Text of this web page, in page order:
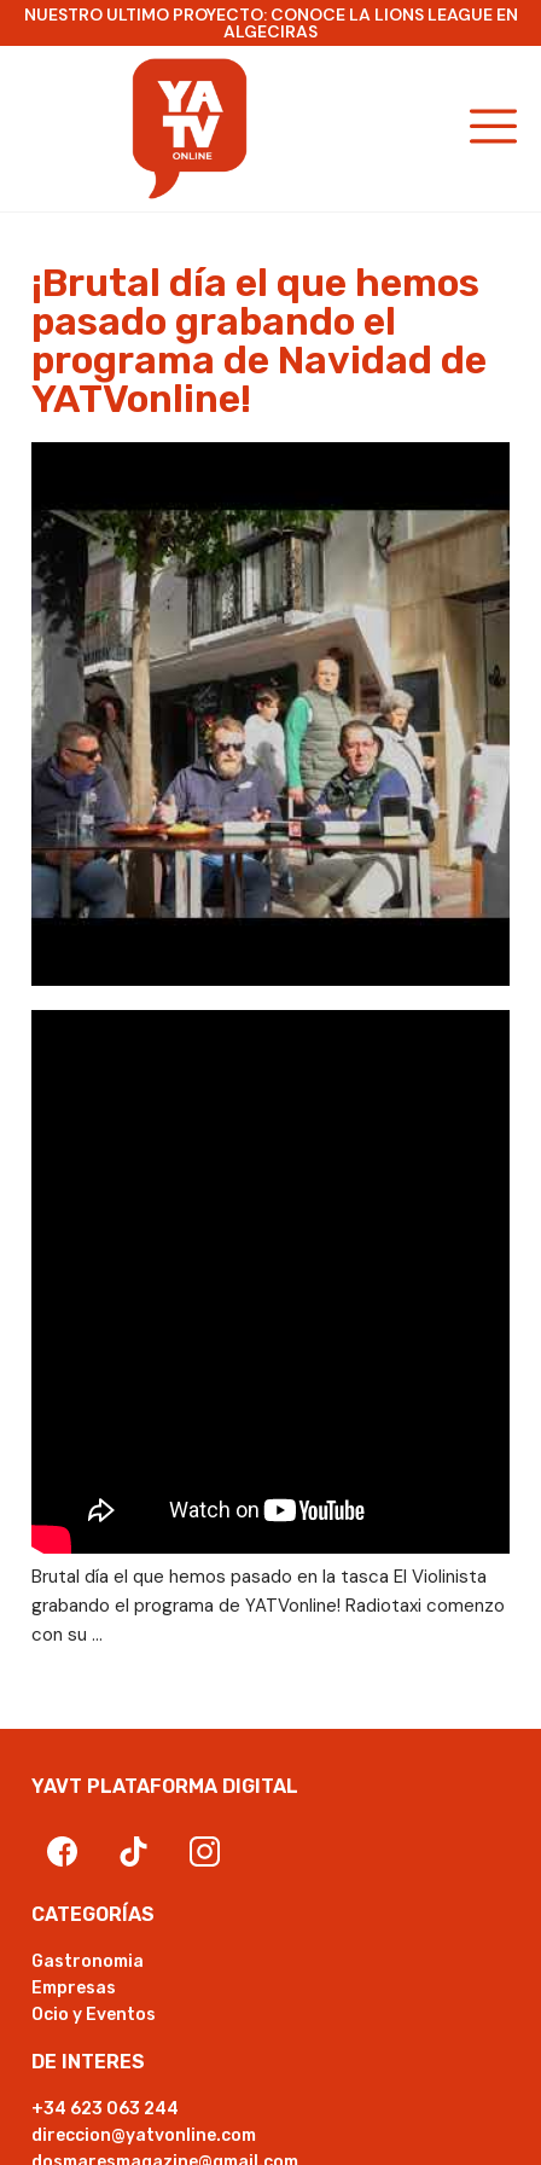
NUESTRO ULTIMO PROYECTO: CONOCE LA LIONS LEAGUE EN
ALGECIRAS
¡Brutal día el que hemos
pasado grabando el
programa de Navidad de
YATVonline!
Brutal día el que hemos pasado en la tasca El Violinista
grabando el programa de YATVonline! Radiotaxi comenzo
con su …
YAVT PLATAFORMA DIGITAL
CATEGORÍAS
Gastronomia
Empresas
Ocio y Eventos
DE INTERES
+34 623 063 244
direccion@yatvonline.com